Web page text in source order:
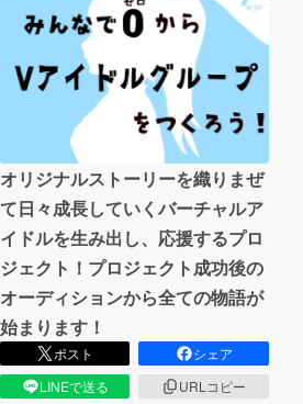
アート・写真
テクノロジー・ガジェット
映像・映画
ビジネス・起業
まちづくり・地域活性化
CAMPFIRE for Social Good
CAMPFIREふるさと納税
オリジナルストーリーを織りまぜ
て日々成長していくバーチャルア
イドルを生み出し、応援するプロ
ジェクト！プロジェクト成功後の
オーディションから全ての物語が
始まります！
ポスト
シェア
LINEで送る
URLコピー